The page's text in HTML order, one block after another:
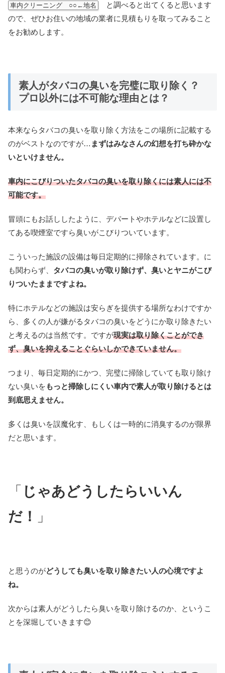
車内クリーニング ○○←地名
と調べると出てくると思います
ので、ぜひお住いの地域の業者に見積もりを取ってみること
をお勧めします。
素人がタバコの臭いを完璧に取り除く？
プロ以外には不可能な理由とは？
本来ならタバコの臭いを取り除く方法をこの場所に記載する
のがベストなのですが… まずはみなさんの幻想を打ち砕かな
いといけません。
車内にこびりついたタバコの臭いを取り除くには素人には不
可能です。
冒頭にもお話ししたように、デパートやホテルなどに設置し
てある喫煙室ですら臭いがこびりついています。
こういった施設の設備は毎日定期的に掃除されています。に
も関わらず、 タバコの臭いが取り除けず、臭いとヤニがこび
りついたままですよね。
特にホテルなどの施設は安らぎを提供する場所なわけですか
ら、多くの人が嫌がるタバコの臭いをどうにか取り除きたい
と考えるのは当然です。ですが現実は取り除くことができ
ず、臭いを抑えることぐらいしかできていません。
つまり、毎日定期的にかつ、完璧に掃除していても取り除け
ない臭いをもっと掃除しにくい車内で素人が取り除けるとは
到底思えません。
多くは臭いを誤魔化す、もしくは一時的に消臭するのが限界
だと思います。
「 じゃあどうしたらいいん
だ！
」
と思うのがどうしても臭いを取り除きたい人の心境ですよ
ね。
次からは素人がどうしたら臭いを取り除けるのか、というこ
とを深堀していきます😊